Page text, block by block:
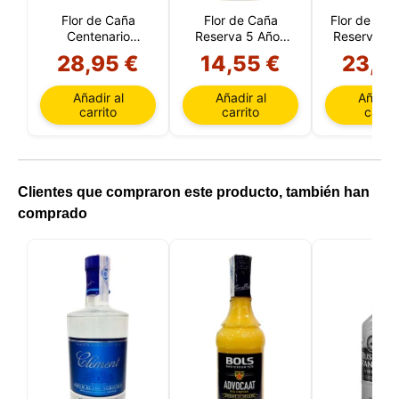
Flor de Caña
Centenario
Reserva 12 Años
(Nicaragura)
28,95 €
Añadir al
carrito
Flor de Caña
Reserva 5 Años
(Nicaragua)
14,55 €
Añadir al
carrito
Flor de
Reserva 7
Litro
Añadir
Clientes que compraron este producto, también han
comprado